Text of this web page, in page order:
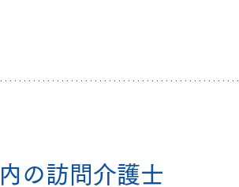
の訪問介護士